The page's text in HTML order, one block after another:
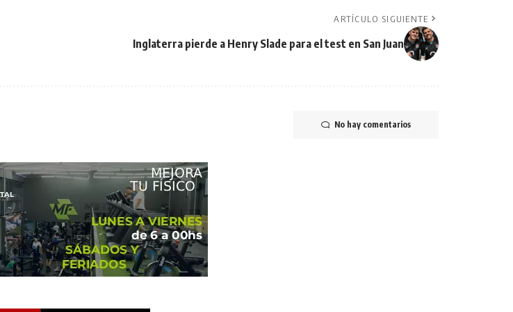
ARTÍCULO SIGUIENTE
Inglaterra pierde a Henry Slade para el test en San Juan
No hay comentarios